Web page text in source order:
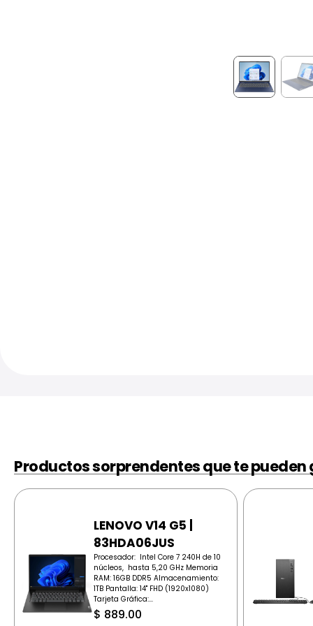
Productos sorprendentes que te pueden
LENOVO V14 G5 |
83HDA06JUS
Procesador: Intel Core 7 240H de 10
núcleos, hasta 5,20 GHz Memoria
RAM: 16GB DDR5 Almacenamiento:
1TB Pantalla: 14" FHD (1920x1080)
Tarjeta Gráfica:...
$ 889.00